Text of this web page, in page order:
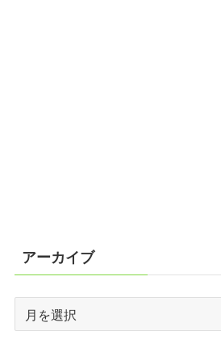
アーカイブ
ー